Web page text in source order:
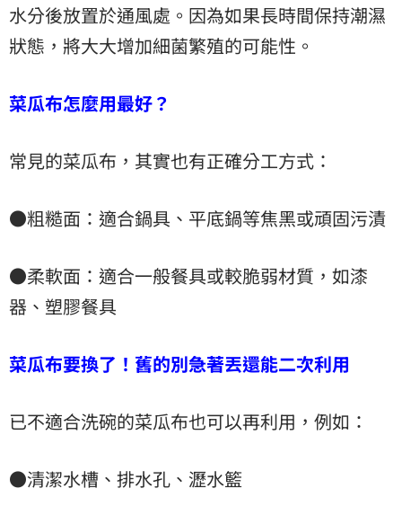
水分後放置於通風處。因為如果長時間保持潮濕
狀態，將大大增加細菌繁殖的可能性。
菜瓜布怎麼用最好？
常見的菜瓜布，其實也有正確分工方式：
●粗糙面：適合鍋具、平底鍋等焦黑或頑固污漬
●柔軟面：適合一般餐具或較脆弱材質，如漆
器、塑膠餐具
菜瓜布要換了！舊的別急著丟還能二次利用
已不適合洗碗的菜瓜布也可以再利用，例如：
●清潔水槽、排水孔、瀝水籃